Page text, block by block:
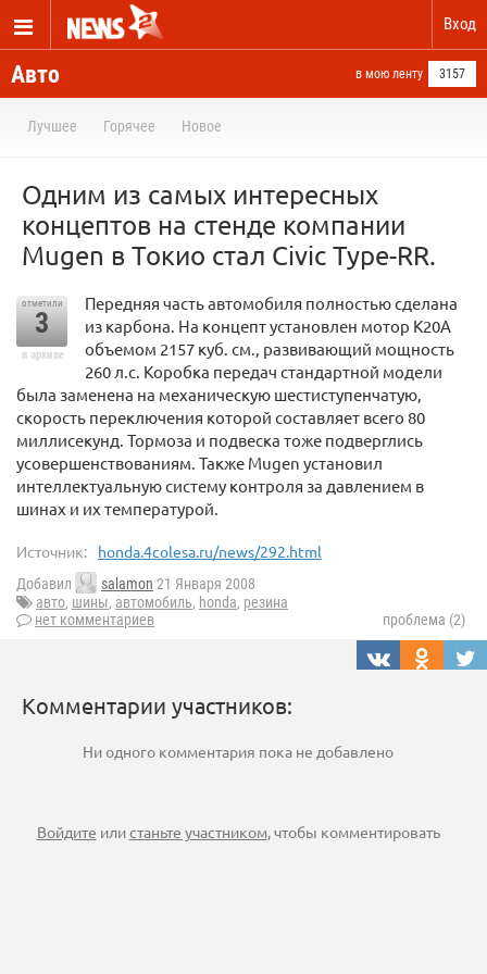
Вход
Авто в мою ленту 3157
Лучшее Горячее Новое
Одним из самых интересных
концептов на стенде компании
Mugen в Токио стал Civic Type-RR.
отметили
3
в архиве
Передняя часть автомобиля полностью сделана
из карбона. На концепт установлен мотор K20A
объемом 2157 куб. см., развивающий мощность
260 л.с. Коробка передач стандартной модели
была заменена на механическую шестиступенчатую,
скорость переключения которой составляет всего 80
миллисекунд. Тормоза и подвеска тоже подверглись
усовершенствованиям. Также Mugen установил
интеллектуальную систему контроля за давлением в
шинах и их температурой.
Источник: honda.4colesa.ru/news/292.html
Добавил salamon 21 Января 2008
авто, шины, автомобиль, honda, резина
нет комментариев
проблема (2)
Комментарии участников:
Ни одного комментария пока не добавлено
Войдите илистаньте участником, чтобы комментировать